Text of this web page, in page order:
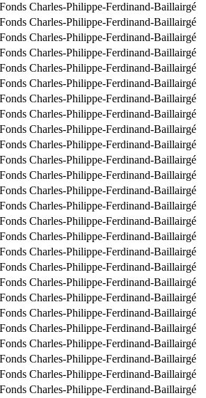
Fonds Charles-Philippe-Ferdinand-Baillairgé
Fonds Charles-Philippe-Ferdinand-Baillairgé
Fonds Charles-Philippe-Ferdinand-Baillairgé
Fonds Charles-Philippe-Ferdinand-Baillairgé
Fonds Charles-Philippe-Ferdinand-Baillairgé
Fonds Charles-Philippe-Ferdinand-Baillairgé
Fonds Charles-Philippe-Ferdinand-Baillairgé
Fonds Charles-Philippe-Ferdinand-Baillairgé
Fonds Charles-Philippe-Ferdinand-Baillairgé
Fonds Charles-Philippe-Ferdinand-Baillairgé
Fonds Charles-Philippe-Ferdinand-Baillairgé
Fonds Charles-Philippe-Ferdinand-Baillairgé
Fonds Charles-Philippe-Ferdinand-Baillairgé
Fonds Charles-Philippe-Ferdinand-Baillairgé
Fonds Charles-Philippe-Ferdinand-Baillairgé
Fonds Charles-Philippe-Ferdinand-Baillairgé
Fonds Charles-Philippe-Ferdinand-Baillairgé
Fonds Charles-Philippe-Ferdinand-Baillairgé
Fonds Charles-Philippe-Ferdinand-Baillairgé
Fonds Charles-Philippe-Ferdinand-Baillairgé
Fonds Charles-Philippe-Ferdinand-Baillairgé
Fonds Charles-Philippe-Ferdinand-Baillairgé
Fonds Charles-Philippe-Ferdinand-Baillairgé
Fonds Charles-Philippe-Ferdinand-Baillairgé
Fonds Charles-Philippe-Ferdinand-Baillairgé
Fonds Charles-Philippe-Ferdinand-Baillairgé